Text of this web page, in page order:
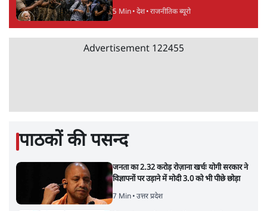
5 Min• देश• राजनीतिक ब्यूरो
Advertisement 122455
पाठकों की पसन्द
जनता का 2.32 करोड़ रोज़ाना खर्चः योगी सरकार ने
विज्ञापनों पर उड़ाने में मोदी 3.0 को भी पीछे छोड़ा
7 Min• उत्तर प्रदेश